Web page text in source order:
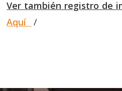
Ver también registro de
Aquí
/